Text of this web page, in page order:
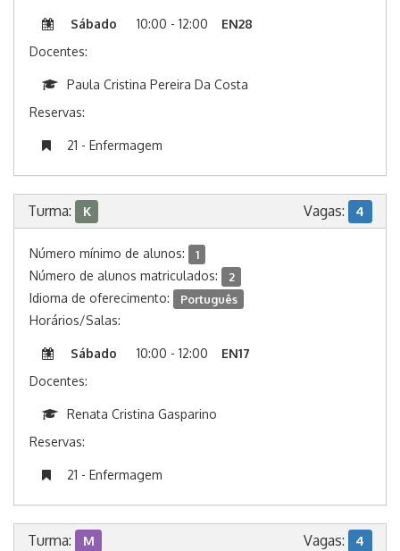
Sábado 10:00 - 12:00
EN28
Docentes:
Paula Cristina Pereira Da Costa
Reservas:
21 - Enfermagem
Turma: K Vagas: 4
Número mínimo de alunos: 1
Número de alunos matriculados: 2
Idioma de oferecimento: Português
Horários/Salas:
Sábado 10:00 - 12:00
EN17
Docentes:
Renata Cristina Gasparino
Reservas:
21 - Enfermagem
Turma: M Vagas: 4